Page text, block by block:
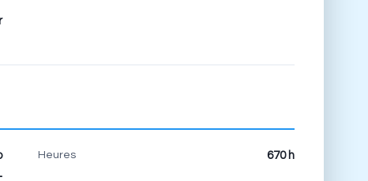
Heures 670 h